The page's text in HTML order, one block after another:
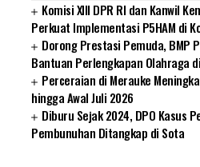
Komisi XIII DPR RI dan Kanwil
Perkuat Implementasi P5HAM di
Dorong Prestasi Pemuda, BMP
Bantuan Perlengkapan Olahraga
Perceraian di Merauke
hingga Awal Juli 2026
Diburu Sejak 2024, DPO Kasus
Pembunuhan Ditangkap di Sota